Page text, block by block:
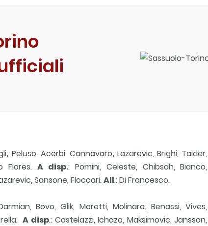
Peluso, Acerbi, Cannavaro; Lazarevic, Brighi, Taider,
Flores.A disp.: Pomini, Celeste, Chibsah, Bianco,
Sansone, Floccari.All.: Di Francesco.
Bovo, Glik, Moretti, Molinaro; Benassi, Vives,
A disp.: Castelazzi, Ichazo, Maksimovic, Jansson,